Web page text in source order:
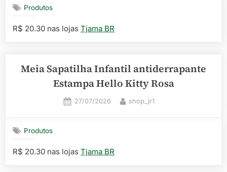
Produtos
R$ 20.30 nas lojas Tjama BR
Meia Sapatilha Infantil antiderrapante
Estampa Hello Kitty Rosa
Posted
27/07/2026 By
shop_jr1
Produtos
R$ 20.30 nas lojas Tjama BR